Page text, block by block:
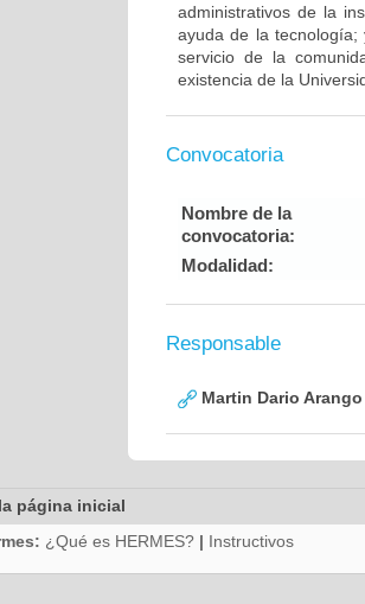
administrativos de la
ayuda de la
servicio de la
existencia de la
Convocatoria
Nombre de la
convocatoria:
Modalidad:
Responsable
Martin Dario
página inicial
¿Qué es HERMES? | Instructivos